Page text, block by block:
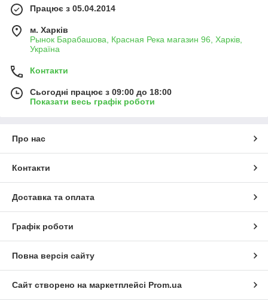
Працює з 05.04.2014
м. Харків
Рынок Барабашова, Красная Река магазин 96, Харків,
Україна
Контакти
Сьогодні працює з 09:00 до 18:00
Показати весь графік роботи
Про нас
Контакти
Доставка та оплата
Графік роботи
Повна версія сайту
Сайт створено на маркетплейсі Prom.ua